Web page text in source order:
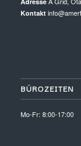
Kontakt
BÜROZEITEN
Mo-Fr: 8:00-17:00